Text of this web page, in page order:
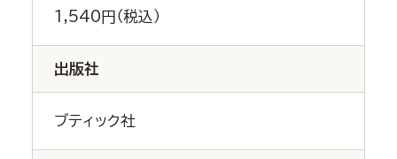
1,540円（税込）
出版社
ブティック社